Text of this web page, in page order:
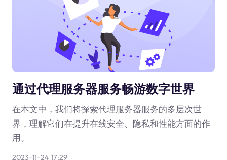
通过代理服务器服务畅游数字世界
在本文中，我们将探索代理服务器服务的多层次世
界，理解它们在提升在线安全、隐私和性能方面的作
用。
2023-11-24 17:29